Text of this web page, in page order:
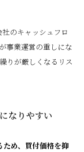
のキャッシュフロ
事業運営の重しにな
りが厳しくなるリス
なりやすい
め、買付価格を抑